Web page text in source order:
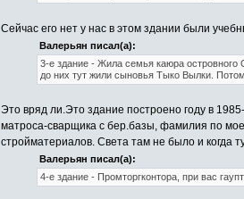
Сейчас его нет у нас в этом здании были
Валерьян писал(а):
3-е здание - Жила семья каюра
до них тут жили сыновья Тыко Вылки.
Это вряд ли.Это здание построено году в
матроса-сварщика с бер.базы, фамилия по
стройматериалов. Света там не было и когда
Валерьян писал(а):
4-е здание - Промторгконтора, при вас